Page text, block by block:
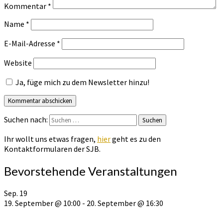
Kommentar *
Name *
E-Mail-Adresse *
Website
Ja, füge mich zu dem Newsletter hinzu!
Suchen nach: Suchen
Ihr wollt uns etwas fragen, hiergeht es zu den
Kontaktformularen der SJB.
Bevorstehende Veranstaltungen
Sep. 19
19. September @ 10:00 - 20. September @ 16:30